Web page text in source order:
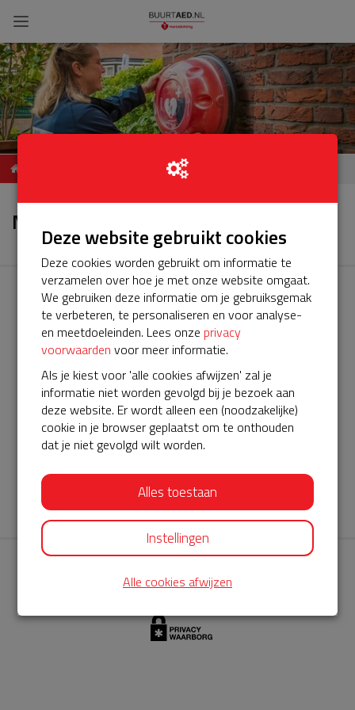
ServiceBuurtAED STRAAT,
Nieuws
AED360-ProCardio
ServiceBuurtAED wordt aangeboden door de Hartstichting en
AED360-ProCardio. Net als bij BuurtAED is AED360-ProCardio
de leverancier van het servicepakket en ontzorgen zij jou de
komende jaren. AED360-ProCardio is gespecialiseerd in de
levering en het onderhoud van Philips AED’s.
Deze website gebruikt cookies
Deze cookies worden gebruikt om informatie te
verzamelen over hoe je met onze website omgaat.
We gebruiken deze informatie om je gebruiksgemak
te verbeteren, te personaliseren en voor analyse-
en meetdoeleinden. Lees onze privacy
voorwaarden voor meer informatie.
Als je kiest voor 'alle cookies afwijzen' zal je
informatie niet worden gevolgd bij je bezoek aan
deze website. Er wordt alleen een (noodzakelijke)
cookie in je browser geplaatst om te onthouden
dat je niet gevolgd wilt worden.
Alles toestaan
Instellingen
Alle cookies afwijzen